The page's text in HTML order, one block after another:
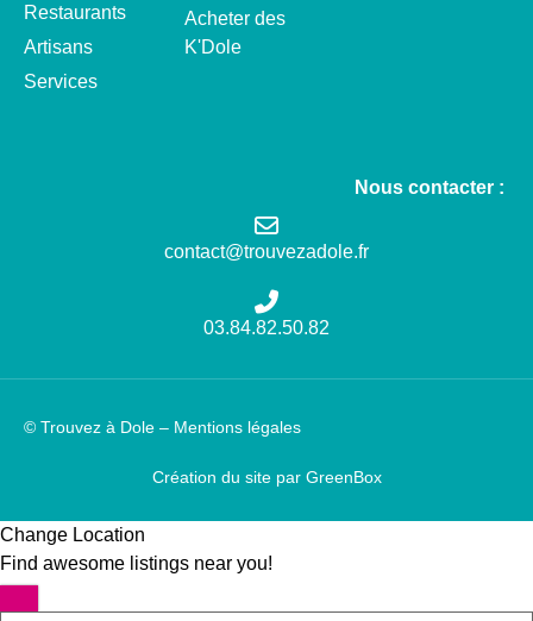
Restaurants
Artisans
Services
Acheter des
K'Dole
Nous contacter :
contact@trouvezadole.fr
03.84.82.50.82
© Trouvez à Dole – Mentions légales
Création du site par GreenBox
Change Location
Find awesome listings near you!